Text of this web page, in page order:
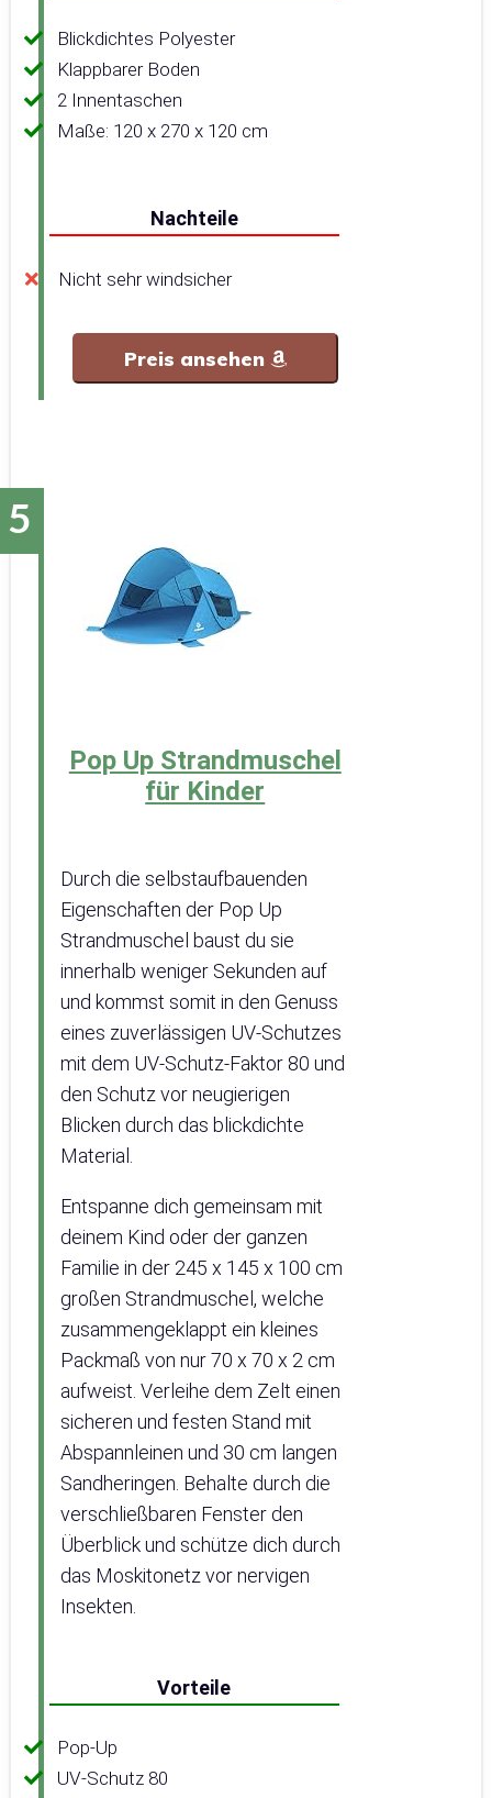
Blickdichtes Polyester
Klappbarer Boden
2 Innentaschen
Maße: 120 x 270 x 120 cm
Nachteile
Nicht sehr windsicher
Preis ansehen
Pop Up Strandmuschel
für Kinder
Durch die selbstaufbauenden
Eigenschaften der Pop Up
Strandmuschel baust du sie
innerhalb weniger Sekunden auf
und kommst somit in den Genuss
eines zuverlässigen UV-Schutzes
mit dem UV-Schutz-Faktor 80 und
den Schutz vor neugierigen
Blicken durch das blickdichte
Material.
Entspanne dich gemeinsam mit
deinem Kind oder der ganzen
Familie in der 245 x 145 x 100 cm
großen Strandmuschel, welche
zusammengeklappt ein kleines
Packmaß von nur 70 x 70 x 2 cm
aufweist. Verleihe dem Zelt einen
sicheren und festen Stand mit
Abspannleinen und 30 cm langen
Sandheringen. Behalte durch die
verschließbaren Fenster den
Überblick und schütze dich durch
das Moskitonetz vor nervigen
Insekten.
Vorteile
Pop-Up
UV-Schutz 80